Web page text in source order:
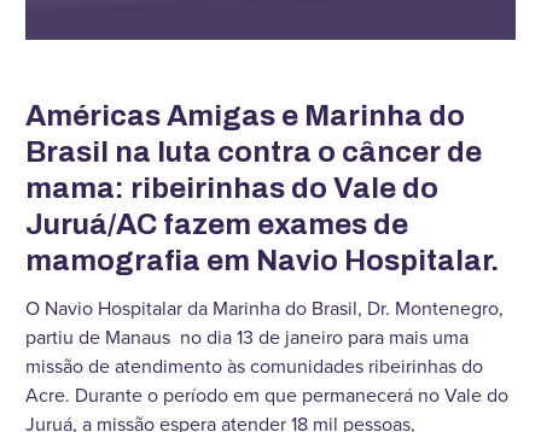
Américas Amigas e Marinha do
Brasil na luta contra o câncer de
mama: ribeirinhas do Vale do
Juruá/AC fazem exames de
mamografia em Navio Hospitalar.
O Navio Hospitalar da Marinha do Brasil, Dr. Montenegro,
partiu de Manaus no dia 13 de janeiro para mais uma
missão de atendimento às comunidades ribeirinhas do
Acre. Durante o período em que permanecerá no Vale do
Juruá, a missão espera atender 18 mil pessoas,